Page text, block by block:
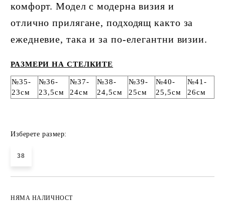
комфорт. Модел с модерна визия и
отлично прилягане, подходящ както за
ежедневие, така и за по-елегантни визии.
РАЗМЕРИ НА СТЕЛКИТЕ
№35-
23см
№36-
23,5см
№37-
24см
№38-
24,5см
№39-
25см
№40-
25,5см
№41-
26см
Изберете размер:
38
НЯМА НАЛИЧНОСТ